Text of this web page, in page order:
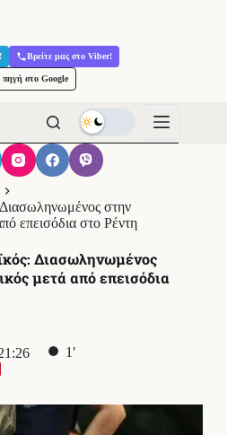
Βρείτε μας στο Viber!
στο Google
στην
επεισόδια στο Ρέντη
Διασωληνωμένος
μετά από επεισόδια
1′